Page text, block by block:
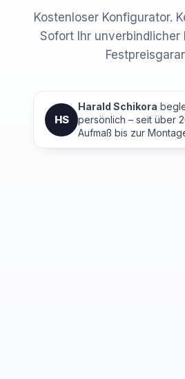
Kostenloser Konfigurator.
Sofort Ihr unverbindlicher
HS
Harald Schikora
persönlich – seit über
Aufmaß bis zur